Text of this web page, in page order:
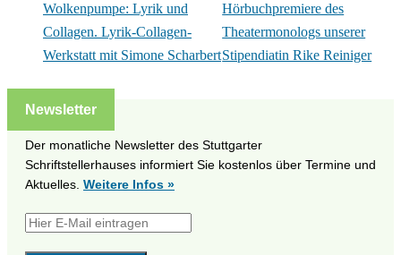
Wolkenpumpe: Lyrik und
Collagen. Lyrik-Collagen-
Werkstatt mit Simone Scharbert
Hörbuchpremiere des
Theatermonologs unserer
Stipendiatin Rike Reiniger
Newsletter
Der monatliche Newsletter des Stuttgarter
Schriftstellerhauses informiert Sie kostenlos über Termine und
Aktuelles. Weitere Infos »